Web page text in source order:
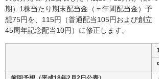
期）1株当たり期末配当金（＝年間配当金）予
想75円を、115円（普通配当105円および創立
45周年記念配当10円）に修正します。
1
中